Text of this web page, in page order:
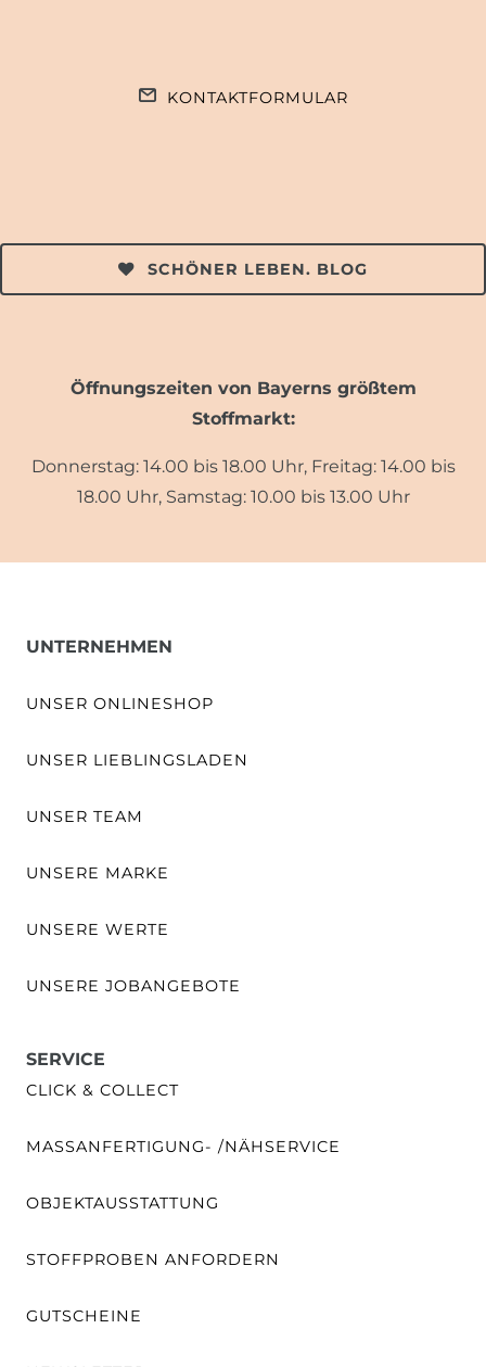
KONTAKTFORMULAR
SCHÖNER LEBEN. BLOG
Öffnungszeiten von Bayerns größtem
Stoffmarkt:
Donnerstag: 14.00 bis 18.00 Uhr, Freitag: 14.00 bis
18.00 Uhr, Samstag: 10.00 bis 13.00 Uhr
UNTERNEHMEN
UNSER ONLINESHOP
UNSER LIEBLINGSLADEN
UNSER TEAM
UNSERE MARKE
UNSERE WERTE
UNSERE JOBANGEBOTE
SERVICE
CLICK & COLLECT
MASSANFERTIGUNG- /NÄHSERVICE
OBJEKTAUSSTATTUNG
STOFFPROBEN ANFORDERN
GUTSCHEINE